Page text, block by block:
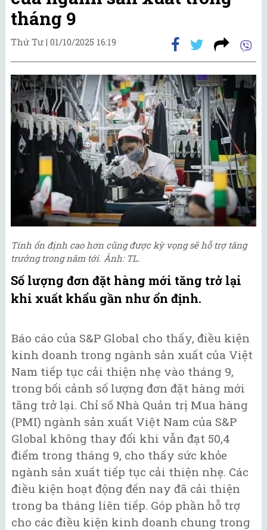
tháng 9
Thứ Tư | 01/10/2025 16:19
Tính ổn định cao hơn cũng được kỳ vọng sẽ hỗ trợ tăng
trưởng trong năm tới. Ảnh: TL.
Số lượng đơn đặt hàng mới tăng trở lại
khi xuất khẩu gần như ổn định.
Báo cáo của S&P Global cho thấy, điều kiện
kinh doanh trong ngành sản xuất của Việt
Nam tiếp tục cải thiện nhẹ vào tháng 9,
trong bối cảnh số lượng đơn đặt hàng mới
tăng trở lại. Chỉ số Nhà Quản trị Mua hàng
(PMI) ngành sản xuất Việt Nam của S&P
Global không thay đổi khi vẫn đạt 50,4
điểm trong tháng 9, cho thấy sức khỏe
ngành sản xuất tiếp tục cải thiện nhẹ. Các
điều kiện hoạt động đến nay đã cải thiện
trong ba tháng liên tiếp. Góp phần hỗ trợ
cho các điều kiện kinh doanh chung trong